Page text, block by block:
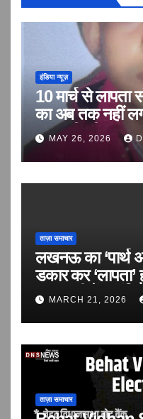
इंडिया न्यूज़
10 मार्च से लापता
का अब तक नहीं
बरामदगी की गुहार
MAY 26, 2026
ताज़ा समाचार
लखनऊ का ‘पार्थ
डकार कर
सरपरस्ती में आवंटियों
MARCH 21, 2026
ताज़ा समाचार